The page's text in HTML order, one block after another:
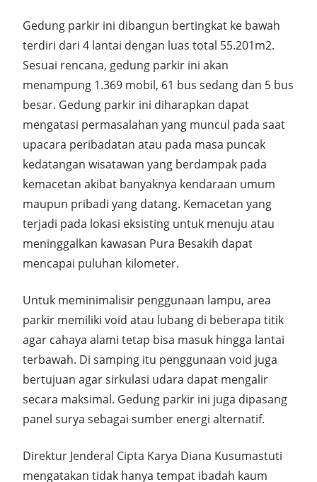
Gedung parkir ini dibangun bertingkat ke bawah
terdiri dari 4 lantai dengan luas total 55.201m2.
Sesuai rencana, gedung parkir ini akan
menampung 1.369 mobil, 61 bus sedang dan 5 bus
besar. Gedung parkir ini diharapkan dapat
mengatasi permasalahan yang muncul pada saat
upacara peribadatan atau pada masa puncak
kedatangan wisatawan yang berdampak pada
kemacetan akibat banyaknya kendaraan umum
maupun pribadi yang datang. Kemacetan yang
terjadi pada lokasi eksisting untuk menuju atau
meninggalkan kawasan Pura Besakih dapat
mencapai puluhan kilometer.
Untuk meminimalisir penggunaan lampu, area
parkir memiliki void atau lubang di beberapa titik
agar cahaya alami tetap bisa masuk hingga lantai
terbawah. Di samping itu penggunaan void juga
bertujuan agar sirkulasi udara dapat mengalir
secara maksimal. Gedung parkir ini juga dipasang
panel surya sebagai sumber energi alternatif.
Direktur Jenderal Cipta Karya Diana Kusumastuti
mengatakan tidak hanya tempat ibadah kaum